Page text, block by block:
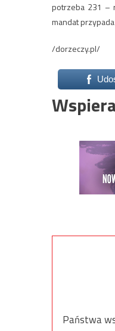
potrzeba 231 –
mandat
/dorzeczy.pl/
Państwa